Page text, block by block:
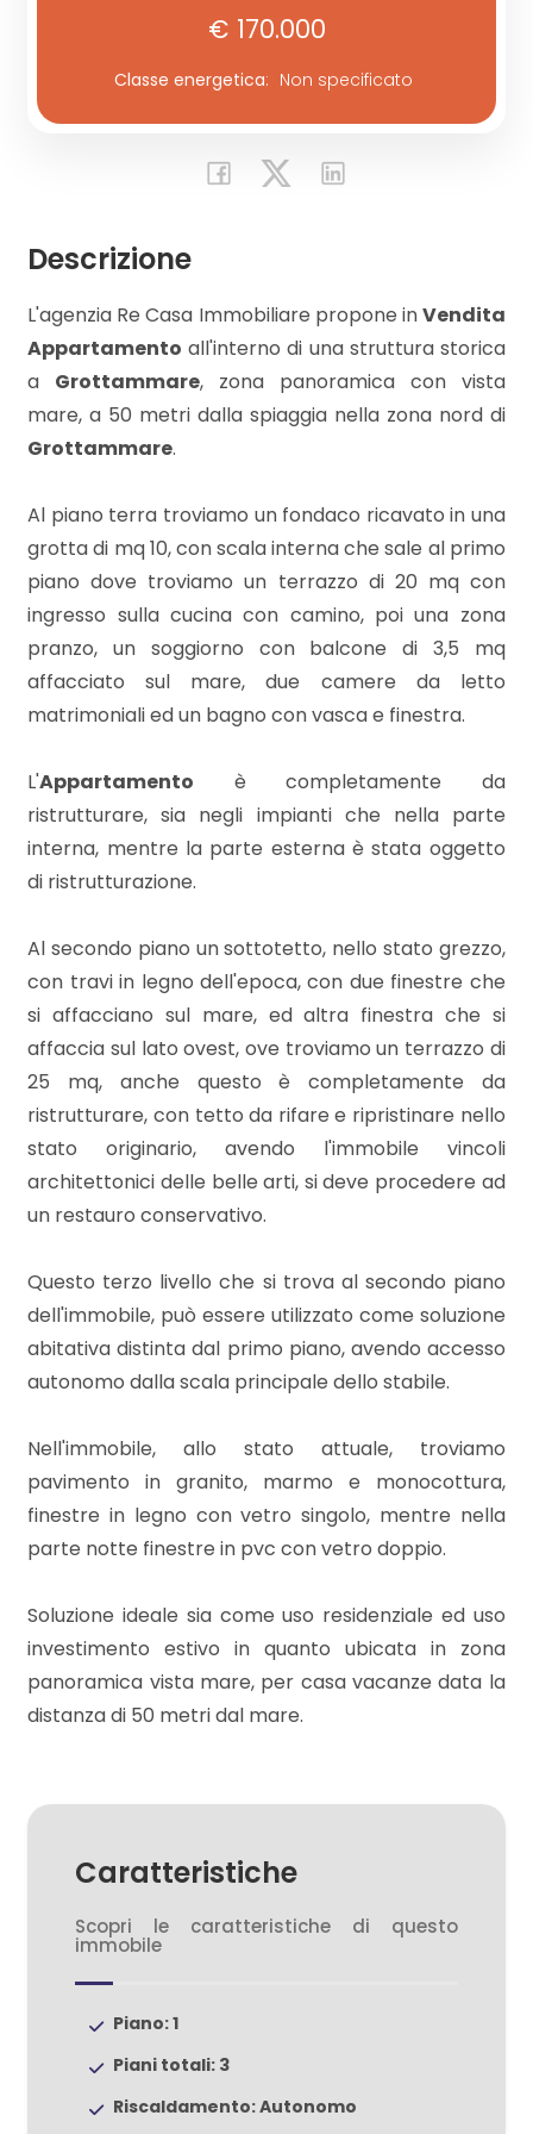
€ 170.000
Classe energetica: Non specificato
Descrizione
L'agenzia Re Casa Immobiliare propone inVendita
Appartamento all'interno di una struttura storica
a Grottammare, zona panoramica con vista
mare, a 50 metri dalla spiaggia nella zona nord di
Grottammare.
Al piano terra troviamo un fondaco ricavato in una
grotta di mq 10, con scala interna che sale al primo
piano dove troviamo un terrazzo di 20 mq con
ingresso sulla cucina con camino, poi una zona
pranzo, un soggiorno con balcone di 3,5 mq
affacciato sul mare, due camere da letto
matrimoniali ed un bagno con vasca e finestra.
L'Appartamento è completamente da
ristrutturare, sia negli impianti che nella parte
interna, mentre la parte esterna è stata oggetto
di ristrutturazione.
Al secondo piano un sottotetto, nello stato grezzo,
con travi in legno dell'epoca, con due finestre che
si affacciano sul mare, ed altra finestra che si
affaccia sul lato ovest, ove troviamo un terrazzo di
25 mq, anche questo è completamente da
ristrutturare, con tetto da rifare e ripristinare nello
stato originario, avendo l'immobile vincoli
architettonici delle belle arti, si deve procedere ad
un restauro conservativo.
Questo terzo livello che si trova al secondo piano
dell'immobile, può essere utilizzato come soluzione
abitativa distinta dal primo piano, avendo accesso
autonomo dalla scala principale dello stabile.
Nell'immobile, allo stato attuale, troviamo
pavimento in granito, marmo e monocottura,
finestre in legno con vetro singolo, mentre nella
parte notte finestre in pvc con vetro doppio.
Soluzione ideale sia come uso residenziale ed uso
investimento estivo in quanto ubicata in zona
panoramica vista mare, per casa vacanze data la
distanza di 50 metri dal mare.
Caratteristiche
Scopri le caratteristiche di questo
immobile
Piano: 1
Piani totali: 3
Riscaldamento: Autonomo
Industriali
Totale
mq
Locali
minimi
Qualsiasi
4
5
5+
Bagni
minimi
Qualsiasi
1
5
5+
Camere
minime
Qualsiasi